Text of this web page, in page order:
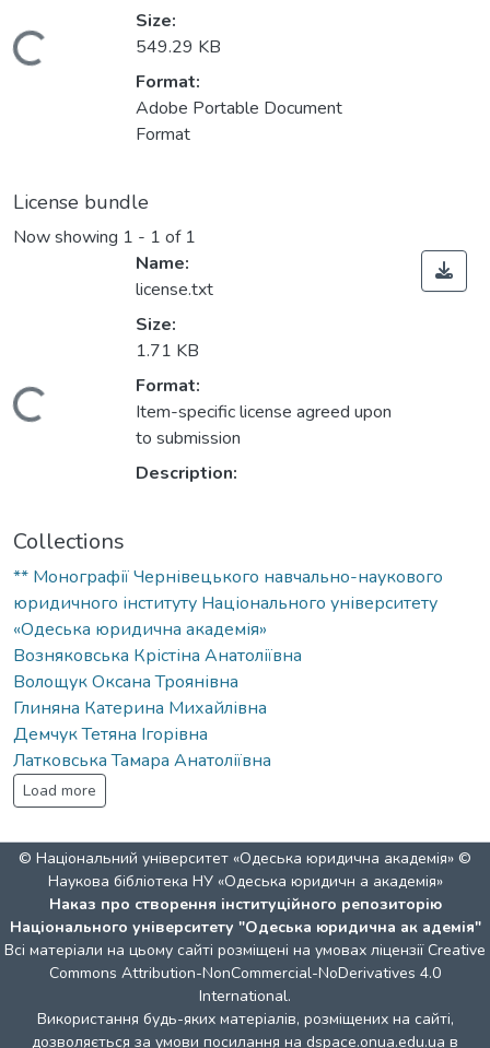
Size:
549.29 KB
Format:
Adobe Portable Document
Format
License bundle
Now showing 1 - 1 of 1
Name:
license.txt
Size:
1.71 KB
Format:
Item-specific license agreed upon
to submission
Description:
Collections
** Монографії Чернівецького навчально-наукового
юридичного інституту Національного університету
«Одеська юридична академія»
Возняковська Крістіна Анатоліївна
Волощук Оксана Троянівна
Глиняна Катерина Михайлівна
Демчук Тетяна Ігорівна
Латковська Тамара Анатоліївна
Load more
© Національний університет «Одеська юридична академія» ©
Наукова бібліотека НУ «Одеська юридичн а академія»
Наказ про створення інституційного репозиторію
Національного університету "Одеська юридична ак адемія"
Всі матеріали на цьому сайті розміщені на умовах ліцензії Creative
Commons Attribution-NonCommercial-NoDerivatives 4.0
International.
Використання будь-яких матеріалів, розміщених на сайті,
дозволяється за умови посилання на dspace.onua.edu.ua в